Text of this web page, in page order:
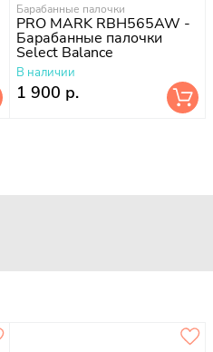
Барабанные палочки
PRO MARK RBH565AW -
Барабанные палочки
Select Balance
В наличии
1 900 р.